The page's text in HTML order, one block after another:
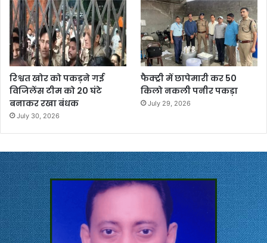
रिश्वत खोर को पकड़ने गई
विजिलेंस टीम को 20 घंटे
बनाकर रखा बंधक
July 30, 2026
फैक्ट्री में छापेमारी कर 50
किलो नकली पनीर पकड़ा
July 29, 2026